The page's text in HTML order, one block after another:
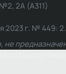
2А (А311)
г. № 449: